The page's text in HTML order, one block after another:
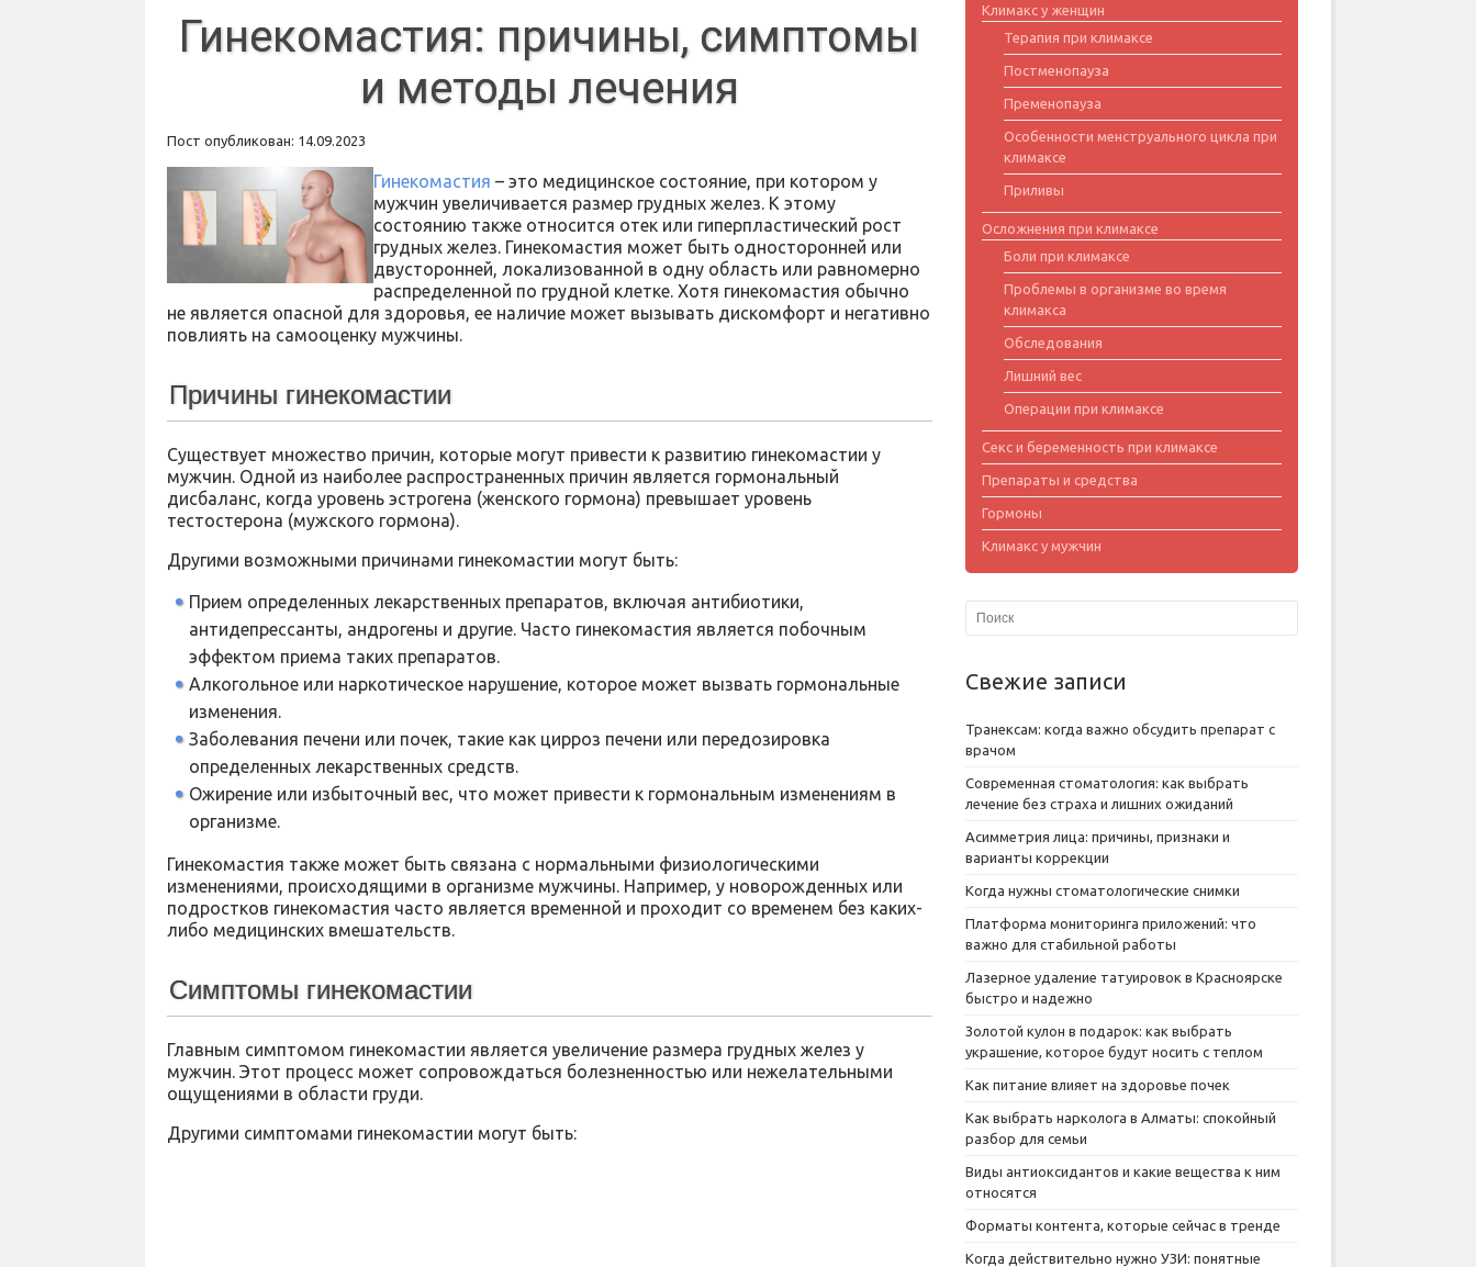
Гинекомастия: причины, симптомы
и методы лечения
Пост опубликован: 14.09.2023
Гинекомастия – это медицинское состояние, при котором у
мужчин увеличивается размер грудных желез. К этому
состоянию также относится отек или гиперпластический рост
грудных желез. Гинекомастия может быть односторонней или
двусторонней, локализованной в одну область или равномерно
распределенной по грудной клетке. Хотя гинекомастия обычно
не является опасной для здоровья, ее наличие может вызывать дискомфорт и негативно
повлиять на самооценку мужчины.
Причины гинекомастии
Существует множество причин, которые могут привести к развитию гинекомастии у
мужчин. Одной из наиболее распространенных причин является гормональный
дисбаланс, когда уровень эстрогена (женского гормона) превышает уровень
тестостерона (мужского гормона).
Другими возможными причинами гинекомастии могут быть:
Прием определенных лекарственных препаратов, включая антибиотики,
антидепрессанты, андрогены и другие. Часто гинекомастия является побочным
эффектом приема таких препаратов.
Алкогольное или наркотическое нарушение, которое может вызвать гормональные
изменения.
Заболевания печени или почек, такие как цирроз печени или передозировка
определенных лекарственных средств.
Ожирение или избыточный вес, что может привести к гормональным изменениям в
организме.
Гинекомастия также может быть связана с нормальными физиологическими
изменениями, происходящими в организме мужчины. Например, у новорожденных или
подростков гинекомастия часто является временной и проходит со временем без каких-
либо медицинских вмешательств.
Симптомы гинекомастии
Главным симптомом гинекомастии является увеличение размера грудных желез у
мужчин. Этот процесс может сопровождаться болезненностью или нежелательными
ощущениями в области груди.
Другими симптомами гинекомастии могут быть:
Климакс у женщин
Терапия при климаксе
Постменопауза
Пременопауза
Особенности менструального цикла при
климаксе
Приливы
Осложнения при климаксе
Боли при климаксе
Проблемы в организме во время
климакса
Обследования
Лишний вес
Операции при климаксе
Секс и беременность при климаксе
Препараты и средства
Гормоны
Климакс у мужчин
Свежие записи
Транексам: когда важно обсудить препарат с
врачом
Современная стоматология: как выбрать
лечение без страха и лишних ожиданий
Асимметрия лица: причины, признаки и
варианты коррекции
Когда нужны стоматологические снимки
Платформа мониторинга приложений: что
важно для стабильной работы
Лазерное удаление татуировок в Красноярске
быстро и надежно
Золотой кулон в подарок: как выбрать
украшение, которое будут носить с теплом
Как питание влияет на здоровье почек
Как выбрать нарколога в Алматы: спокойный
разбор для семьи
Виды антиоксидантов и какие вещества к ним
относятся
Форматы контента, которые сейчас в тренде
Когда действительно нужно УЗИ: понятные